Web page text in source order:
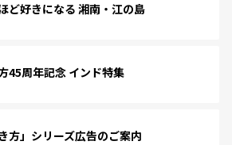
ど好きになる 湘南・江の島
45周年記念 インド特集
方」シリーズ広告のご案内